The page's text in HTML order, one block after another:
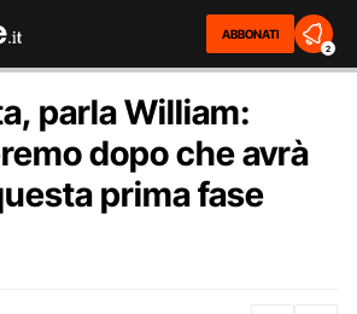
ABBONATI
2
parla William:
dopo che avrà
prima fase